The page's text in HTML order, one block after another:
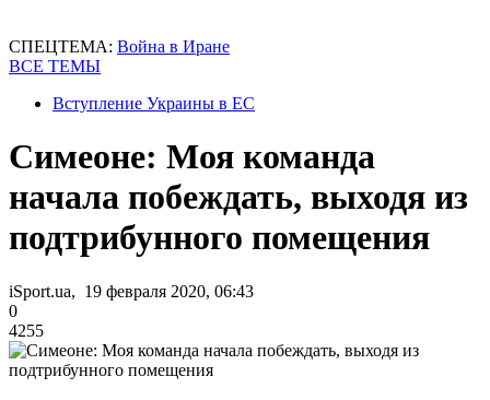
СПЕЦТЕМА: Война в Иране
ВСЕ ТЕМЫ
Вступление Украины в ЕС
Симеоне: Моя команда
начала побеждать, выходя из
подтрибунного помещения
iSport.ua, 19 февраля 2020, 06:43
0
4255